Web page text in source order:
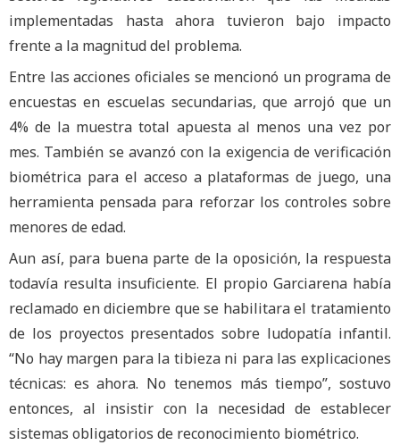
implementadas hasta ahora tuvieron bajo impacto
frente a la magnitud del problema.
Entre las acciones oficiales se mencionó un programa de
encuestas en escuelas secundarias, que arrojó que un
4% de la muestra total apuesta al menos una vez por
mes. También se avanzó con la exigencia de verificación
biométrica para el acceso a plataformas de juego, una
herramienta pensada para reforzar los controles sobre
menores de edad.
Aun así, para buena parte de la oposición, la respuesta
todavía resulta insuficiente. El propio Garciarena había
reclamado en diciembre que se habilitara el tratamiento
de los proyectos presentados sobre ludopatía infantil.
“No hay margen para la tibieza ni para las explicaciones
técnicas: es ahora. No tenemos más tiempo”, sostuvo
entonces, al insistir con la necesidad de establecer
sistemas obligatorios de reconocimiento biométrico.